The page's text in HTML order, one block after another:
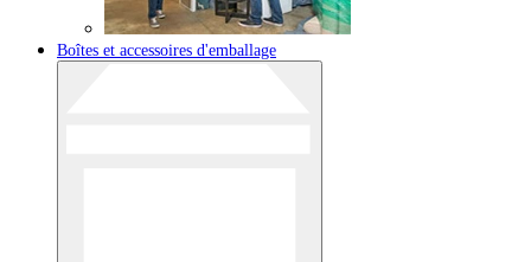
Boîtes et accessoires d'emballage